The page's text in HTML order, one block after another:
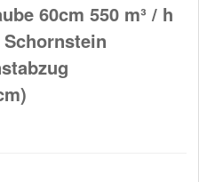
60cm 550 m³ / h